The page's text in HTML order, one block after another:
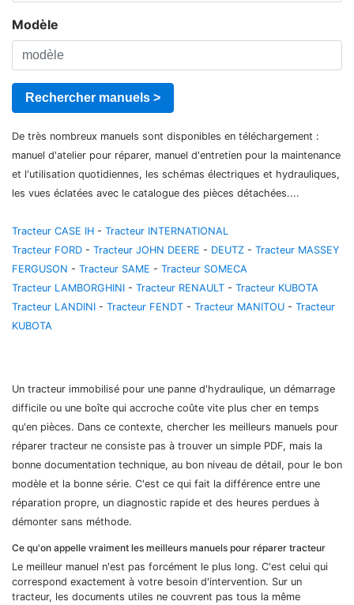
Modèle
Rechercher manuels >
De très nombreux manuels sont disponibles en téléchargement :
manuel d'atelier pour réparer, manuel d'entretien pour la maintenance
et l'utilisation quotidiennes, les schémas électriques et hydrauliques,
les vues éclatées avec le catalogue des pièces détachées....
Tracteur CASE IH - Tracteur INTERNATIONAL
Tracteur FORD - Tracteur JOHN DEERE - DEUTZ - Tracteur MASSEY
FERGUSON - Tracteur SAME - Tracteur SOMECA
Tracteur LAMBORGHINI - Tracteur RENAULT - Tracteur KUBOTA
Tracteur LANDINI - Tracteur FENDT - Tracteur MANITOU - Tracteur
KUBOTA
Un tracteur immobilisé pour une panne d'hydraulique, un démarrage
difficile ou une boîte qui accroche coûte vite plus cher en temps
qu'en pièces. Dans ce contexte, chercher les meilleurs manuels pour
réparer tracteur ne consiste pas à trouver un simple PDF, mais la
bonne documentation technique, au bon niveau de détail, pour le bon
modèle et la bonne série. C'est ce qui fait la différence entre une
réparation propre, un diagnostic rapide et des heures perdues à
démonter sans méthode.
Ce qu'on appelle vraiment les meilleurs manuels pour réparer tracteur
Le meilleur manuel n'est pas forcément le plus long. C'est celui qui
correspond exactement à votre besoin d'intervention. Sur un
tracteur, les documents utiles ne couvrent pas tous la même